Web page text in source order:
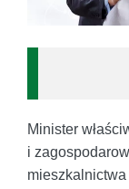
Minister
i